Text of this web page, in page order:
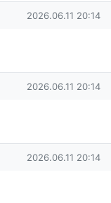
작성일
2026.06.11 20:14
작성일
2026.06.11 20:14
작성일
2026.06.11 20:14